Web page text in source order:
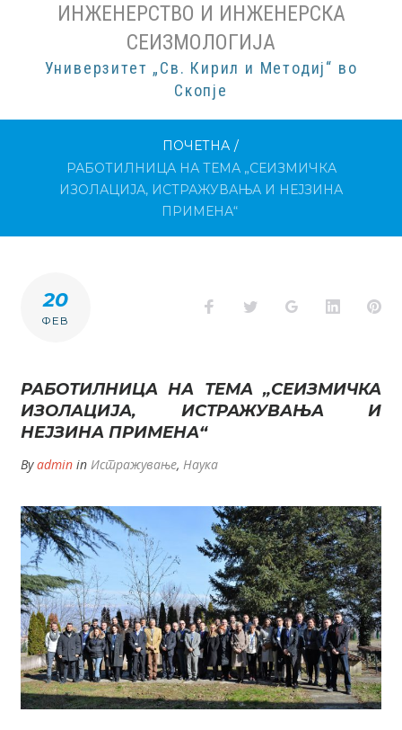
ИНЖЕНЕРСТВО И ИНЖЕНЕРСКА
СЕИЗМОЛОГИЈА
Универзитет „Св. Кирил и Методиј“ во
Скопје
ПОЧЕТНА /
РАБОТИЛНИЦА НА ТЕМА „СЕИЗМИЧКА
ИЗОЛАЦИЈА, ИСТРАЖУВАЊА И НЕЈЗИНА
ПРИМЕНА“
20
ФЕВ
Facebook
Twitter Google+LinkedIn
РАБОТИЛНИЦА НА ТЕМА „СЕИЗМИЧКА
ИЗОЛАЦИЈА, ИСТРАЖУВАЊА И
НЕЈЗИНА ПРИМЕНА“
Byadmin in Истражување, Наука